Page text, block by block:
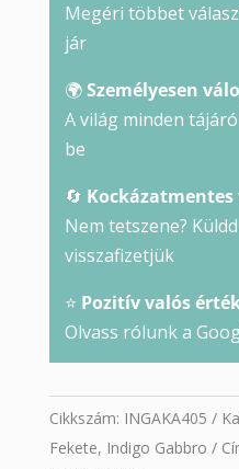
Megéri többet
jár
🌍Személyesen
A világ minden
be
🔄 Kockázatmentes
Nem tetszene?
visszafizetjük
⭐ Pozitív valós
Olvass rólunk a
Cikkszám: INGAKA405
Fekete, Indigo Gabbro